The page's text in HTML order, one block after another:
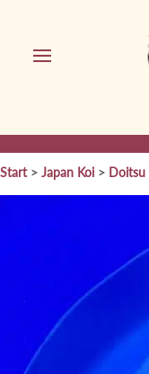
Start> Japan Koi > Doitsu